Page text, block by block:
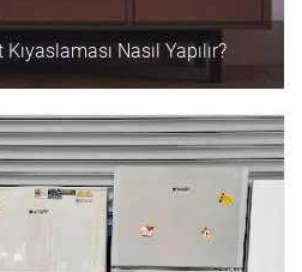
Nasıl Yapılır?